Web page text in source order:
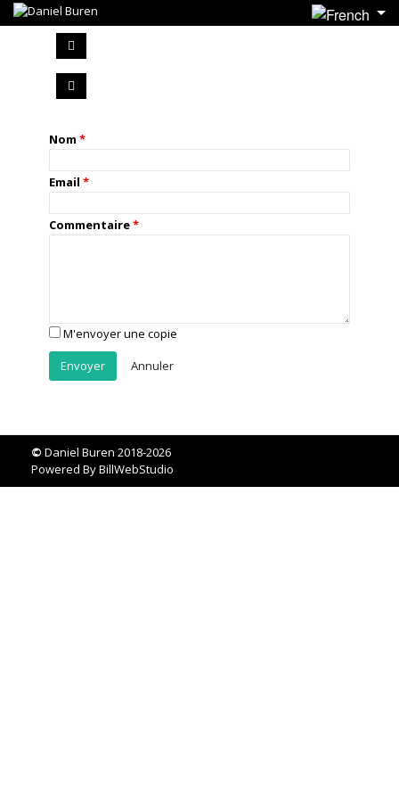
Nom
Email
Commentaire
M'envoyer une copie
Annuler
© Daniel Buren 2018-2026
Powered ByBillWebStudio